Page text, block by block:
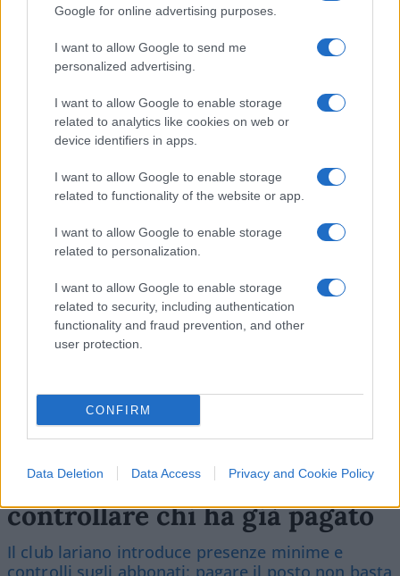
Google for online advertising purposes.
I want to allow Google to send me
personalized advertising.
I want to allow Google to enable storage
related to analytics like cookies on web or
device identifiers in apps.
I want to allow Google to enable storage
related to functionality of the website or app.
I want to allow Google to enable storage
related to personalization.
I want to allow Google to enable storage
related to security, including authentication
functionality and fraud prevention, and other
user protection.
CONFIRM
Data Deletion Data Access Privacy and Cookie Policy
Leggi i commenti
SEDUTE SATIRICHE
Vignetta del 04/08/2026
Il Como e l’assurda pretesa di
controllare chi ha già pagato
Il club lariano introduce presenze minime e
controlli sugli abbonati: pagare il posto non basta